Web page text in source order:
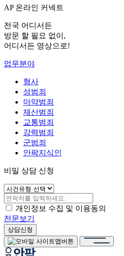
AP 온라인 커넥트
전국 어디서든
방문 할 필요 없이,
어디서든 영상으로!
업무분야
형사
성범죄
마약범죄
재산범죄
교통범죄
강력범죄
군범죄
안팍지식인
비밀 상담 신청
개인정보 수집 및 이용동의
전문보기
상담신청